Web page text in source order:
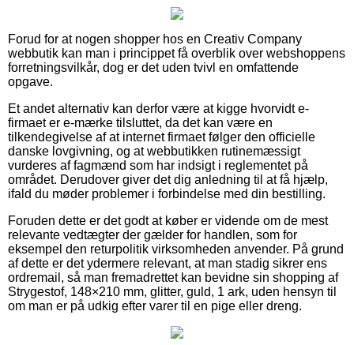
Forud for at nogen shopper hos en Creativ Company
webbutik kan man i princippet få overblik over webshoppens
forretningsvilkår, dog er det uden tvivl en omfattende
opgave.
Et andet alternativ kan derfor være at kigge hvorvidt e-
firmaet er e-mærke tilsluttet, da det kan være en
tilkendegivelse af at internet firmaet følger den officielle
danske lovgivning, og at webbutikken rutinemæssigt
vurderes af fagmænd som har indsigt i reglementet på
området. Derudover giver det dig anledning til at få hjælp,
ifald du møder problemer i forbindelse med din bestilling.
Foruden dette er det godt at køber er vidende om de mest
relevante vedtægter der gælder for handlen, som for
eksempel den returpolitik virksomheden anvender. På grund
af dette er det ydermere relevant, at man stadig sikrer ens
ordremail, så man fremadrettet kan bevidne sin shopping af
Strygestof, 148×210 mm, glitter, guld, 1 ark, uden hensyn til
om man er på udkig efter varer til en pige eller dreng.